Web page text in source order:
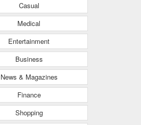
Casual
Medical
Entertainment
Business
News & Magazines
Finance
Shopping